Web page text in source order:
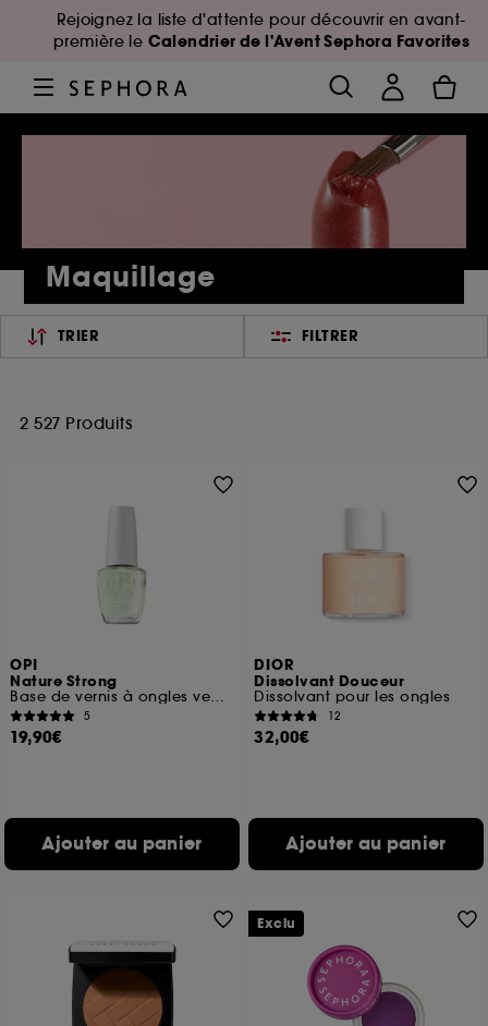
Rejoignez la liste d'attente pour découvrir en avant-
première le Calendrier de l'Avent Sephora Favorites
Maquillage
TRIER FILTRER
2 527 Produits
OPI
Nature Strong
Base de vernis à ongles vegan
5
19,90€
Ajouter au panier
DIOR
Dissolvant Douceur
Dissolvant pour les ongles
12
32,00€
Ajouter au panier
Exclu